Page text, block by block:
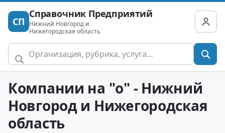
СП
Справочник Предприятий
Нижний Новгород и
Нижегородская область
Компании на "o" - Нижний
Новгород и Нижегородская
область